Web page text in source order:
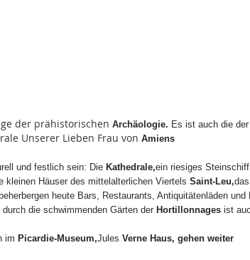
der prähistorischen Archäologie. Es ist auch die der
Unserer Lieben Frau von Amiens
und festlich sein: Die Kathedrale,ein riesiges
kleinen Häuser des mittelalterlichen Viertels Saint-Leu,
heute Bars, Restaurants, Antiquitätenläden
die schwimmenden Gärten der Hortillonnages ist
im Picardie-Museum,Jules Verne Haus, gehen weiter